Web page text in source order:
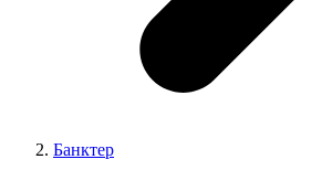
Банктер